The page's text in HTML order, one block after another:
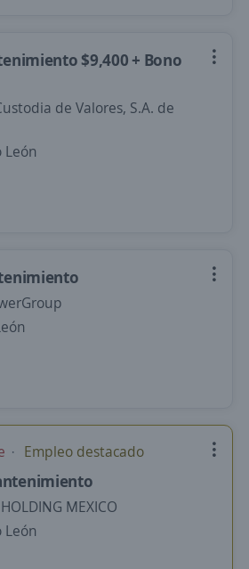
$9,400 + Bono
de Valores, S.A. de
Empleo destacado
MEXICO